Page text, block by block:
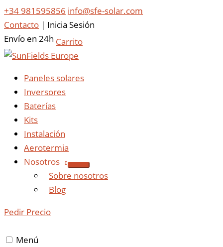
+34 981595856 info@sfe-solar.com
Contacto | Inicia Sesión
Envío en 24h Carrito
Paneles solares
Inversores
Baterías
Kits
Instalación
Aerotermia
Nosotros
Sobre nosotros
Blog
Pedir Precio
Menú